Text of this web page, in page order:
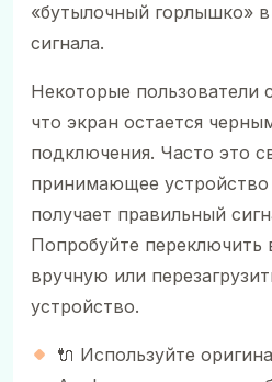
«бутылочный горлышко»
сигнала.
Некоторые пользователи
что экран остается
подключения. Часто это
принимающее устройство
получает правильный
Попробуйте переключить
вручную или
устройство.
🔌 Используйте